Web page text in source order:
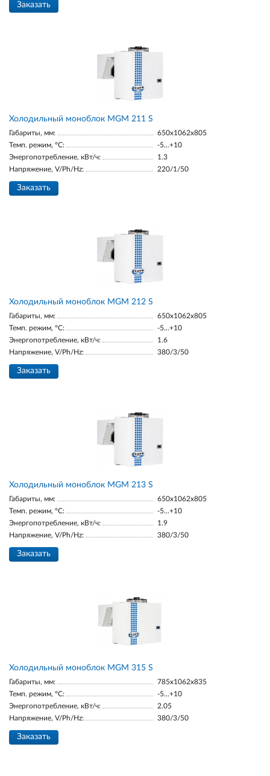
Заказать
Холодильный моноблок MGM 211 S
Габариты, мм:
650x1062x805
Темп. режим, °С:
-5...+10
Энергопотребление, кВт/ч:
1.3
Напряжение, V/Ph/Hz:
220/1/50
Заказать
Холодильный моноблок MGM 212 S
Габариты, мм:
650x1062x805
Темп. режим, °С:
-5...+10
Энергопотребление, кВт/ч:
1.6
Напряжение, V/Ph/Hz:
380/3/50
Заказать
Холодильный моноблок MGM 213 S
Габариты, мм:
650x1062x805
Темп. режим, °С:
-5...+10
Энергопотребление, кВт/ч:
1.9
Напряжение, V/Ph/Hz:
380/3/50
Заказать
Холодильный моноблок MGM 315 S
Габариты, мм:
785x1062x835
Темп. режим, °С:
-5...+10
Энергопотребление, кВт/ч:
2.05
Напряжение, V/Ph/Hz:
380/3/50
Заказать